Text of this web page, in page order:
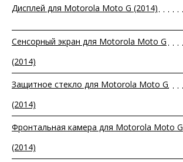
Дисплей для Motorola Moto G (2014)
Сенсорный экран для Motorola Moto G
(2014)
Защитное стекло для Motorola Moto G
(2014)
Фронтальная камера для Motorola Moto G
(2014)